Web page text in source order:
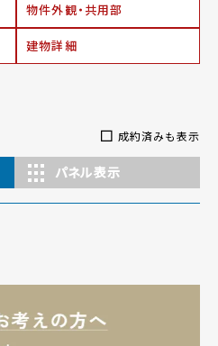
物件外観・共用部
建物詳細
成約済みも表示
パネル表示